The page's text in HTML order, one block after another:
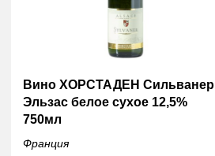
Вино ХОРСТАДЕН Сильванер
Эльзас белое сухое 12,5%
750мл
Франция